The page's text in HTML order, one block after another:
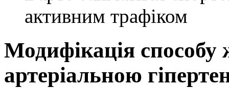
активним трафіком
Модифікація способу
артеріальною